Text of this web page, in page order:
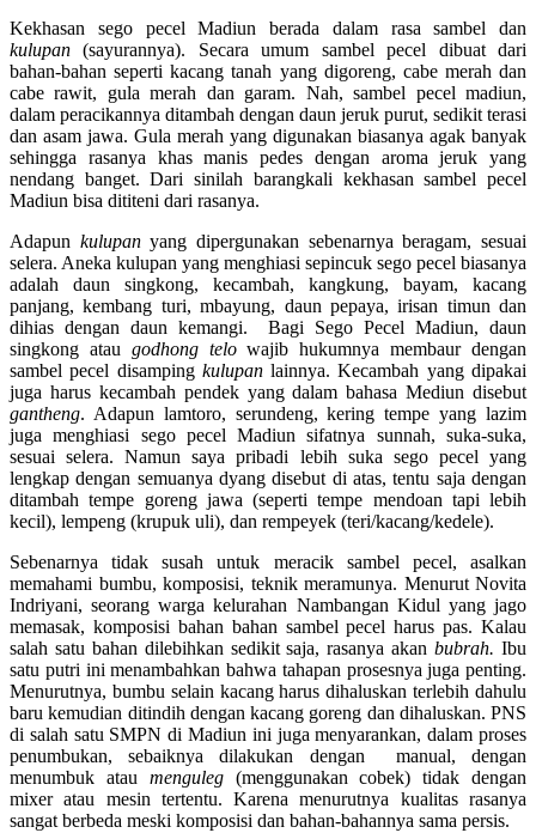
Kekhasan sego pecel Madiun berada dalam rasa sambel dan
kulupan (sayurannya). Secara umum sambel pecel dibuat dari
bahan-bahan seperti kacang tanah yang digoreng, cabe merah dan
cabe rawit, gula merah dan garam. Nah, sambel pecel madiun,
dalam peracikannya ditambah dengan daun jeruk purut, sedikit terasi
dan asam jawa. Gula merah yang digunakan biasanya agak banyak
sehingga rasanya khas manis pedes dengan aroma jeruk yang
nendang banget. Dari sinilah barangkali kekhasan sambel pecel
Madiun bisa dititeni dari rasanya.
Adapun kulupanyang dipergunakan sebenarnya beragam, sesuai
selera. Aneka kulupan yang menghiasi sepincuk sego pecel biasanya
adalah daun singkong, kecambah, kangkung, bayam, kacang
panjang, kembang turi, mbayung, daun pepaya, irisan timun dan
dihias dengan daun kemangi. Bagi Sego Pecel Madiun, daun
singkong atau godhong telowajib hukumnya membaur dengan
sambel pecel disamping kulupanlainnya. Kecambah yang dipakai
juga harus kecambah pendek yang dalam bahasa Mediun disebut
gantheng. Adapun lamtoro, serundeng, kering tempe yang lazim
juga menghiasi sego pecel Madiun sifatnya sunnah, suka-suka,
sesuai selera. Namun saya pribadi lebih suka sego pecel yang
lengkap dengan semuanya dyang disebut di atas, tentu saja dengan
ditambah tempe goreng jawa (seperti tempe mendoan tapi lebih
kecil), lempeng (krupuk uli), dan rempeyek (teri/kacang/kedele).
Sebenarnya tidak susah untuk meracik sambel pecel, asalkan
memahami bumbu, komposisi, teknik meramunya. Menurut Novita
Indriyani, seorang warga kelurahan Nambangan Kidul yang jago
memasak, komposisi bahan bahan sambel pecel harus pas. Kalau
salah satu bahan dilebihkan sedikit saja, rasanya akanbubrah.Ibu
satu putri ini menambahkan bahwa tahapan prosesnya juga penting.
Menurutnya, bumbu selain kacang harus dihaluskan terlebih dahulu
baru kemudian ditindih dengan kacang goreng dan dihaluskan. PNS
di salah satu SMPN di Madiun ini juga menyarankan, dalam proses
penumbukan, sebaiknya dilakukan dengan manual, dengan
menumbuk atau menguleg(menggunakan
cobek) tidak dengan
mixer atau mesin tertentu. Karena menurutnya kualitas rasanya
sangat berbeda meski komposisi dan bahan-bahannya sama persis.